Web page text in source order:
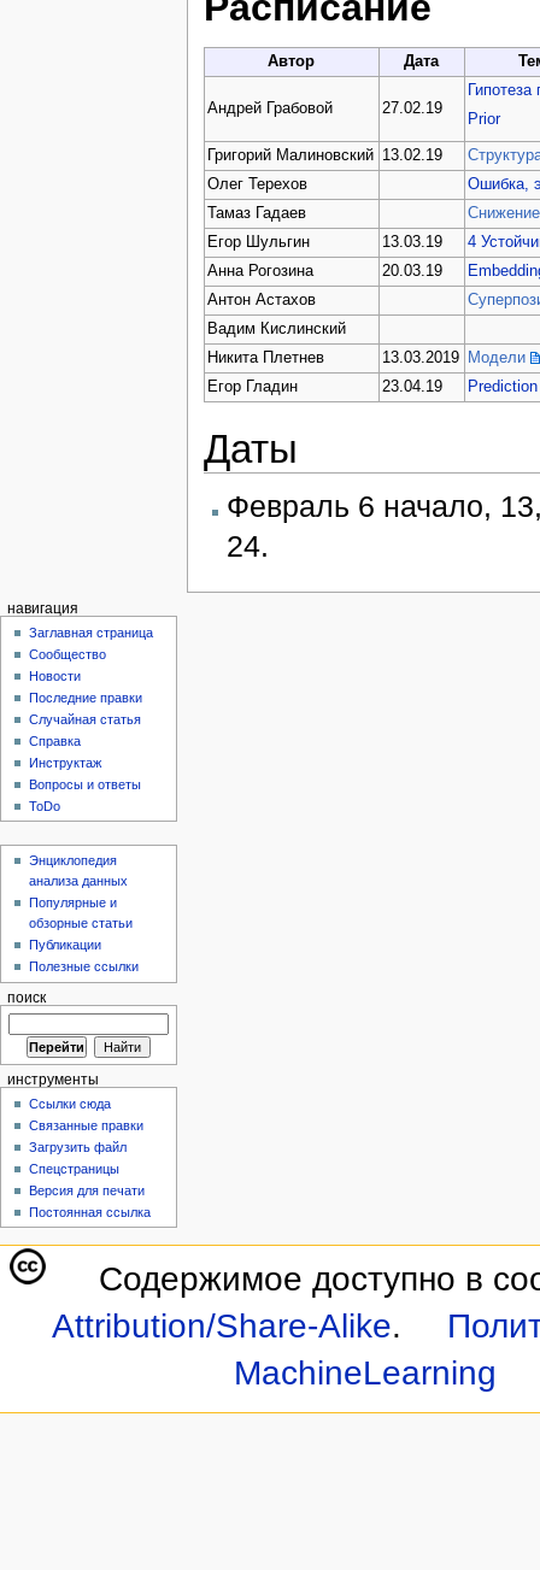
Автор Дата
Андрей Грабовой 27.02.19
Prior
Григорий Малиновский 13.02.19
Олег Терехов
Ошибка,
Тамаз Гадаев
Егор Шульгин
13.03.19
4
Анна Рогозина
20.03.19
Антон Астахов
Вадим Кислинский
Никита Плетнев
13.03.2019
Модели
Егор Гладин
23.04.19
Даты
Февраль 6 начало,
24.
навигация
Заглавная страница
Сообщество
Новости
Последние правки
Случайная статья
Справка
Инструктаж
Вопросы и ответы
ToDo
Энциклопедия
анализа данных
Популярные и
обзорные статьи
Публикации
Полезные ссылки
поиск
инструменты
Ссылки сюда
Связанные правки
Загрузить файл
Спецстраницы
Версия для печати
Постоянная ссылка
Содержимое доступно в
Attribution/Share-Alike.
MachineLearning